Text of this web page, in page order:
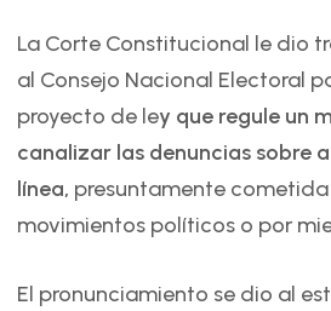
La Corte Constitucional le dio
al Consejo Nacional Electoral
proyecto de ley que regule un
canalizar las denuncias sobre
línea, presuntamente
movimientos políticos o por
El pronunciamiento se dio al